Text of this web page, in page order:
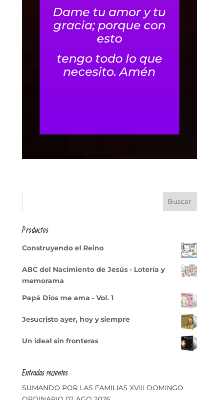
Dame tu amor y tu
gracia; porque con
esto
tengo todo lo que
necesito. Amén
Productos
Construyendo el Reino
ABC del Nacimiento de Jesús - Lotería y
memorama
Papá Dios me ama - Vol. 1
Jesucristo ayer, hoy y siempre
Un ideal sin fronteras
Entradas recientes
SUMANDO POR LAS FAMILIAS XVIII DOMINGO